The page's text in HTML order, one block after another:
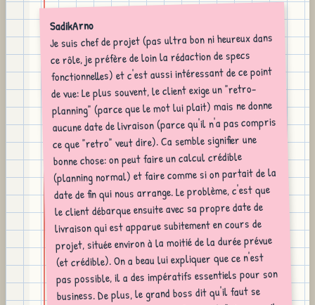
SadikArno
Je suis chef de projet (pas ultra bon ni heureux dans
ce rôle, je préfère de loin la rédaction de specs
fonctionnelles) et c'est aussi intéressant de ce point
de vue: Le plus souvent, le client exige un "retro-
planning" (parce que le mot lui plait) mais ne donne
aucune date de livraison (parce qu'il n'a pas compris
ce que "retro" veut dire). Ca semble signifier une
bonne chose: on peut faire un calcul crédible
(planning normal) et faire comme si on partait de la
date de fin qui nous arrange. Le problème, c'est que
le client débarque ensuite avec sa propre date de
livraison qui est apparue subitement en cours de
projet, située environ à la moitié de la durée prévue
(et crédible). On a beau lui expliquer que ce n'est
pas possible, il a des impératifs essentiels pour son
business. De plus, le grand boss dit qu'il faut se